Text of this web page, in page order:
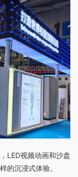
LED视频动画和沙盘
的沉浸式体验。